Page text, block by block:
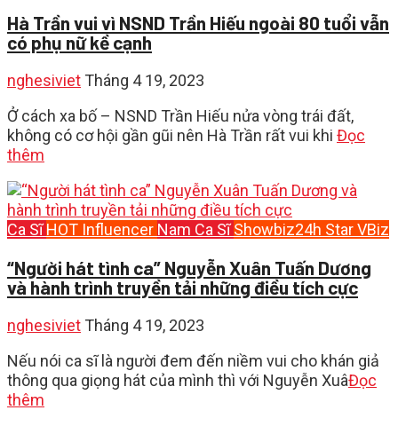
Hà Trần vui vì NSND Trần Hiếu ngoài 80 tuổi vẫn
có phụ nữ kề cạnh
nghesiviet Tháng 4 19, 2023
Ở cách xa bố – NSND Trần Hiếu nửa vòng trái đất,
không có cơ hội gần gũi nên Hà Trần rất vui khi Đọc
thêm
Ca Sĩ HOT Influencer Nam Ca Sĩ Showbiz24h StarVBiz
“Người hát tình ca” Nguyễn Xuân Tuấn Dương
và hành trình truyền tải những điều tích cực
nghesiviet Tháng 4 19, 2023
Nếu nói ca sĩ là người đem đến niềm vui cho khán giả
thông qua giọng hát của mình thì với Nguyễn XuâĐọc
thêm